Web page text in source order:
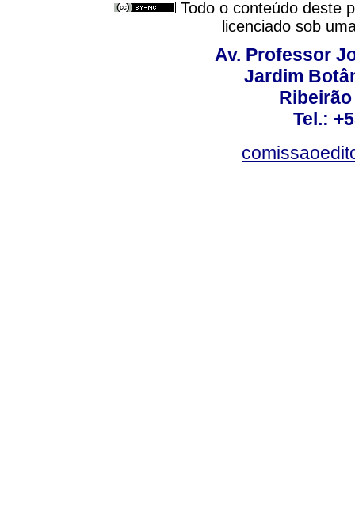
Todo o conteúdo deste
licenciado sob
Av. Professor
Jardim
Tel.: